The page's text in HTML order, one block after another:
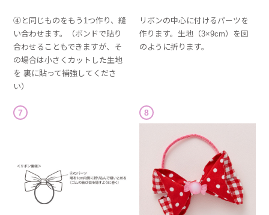
④と同じものをもう1つ作り、縫
い合わせます。（ボンドで貼り
合わせることもできますが、そ
の場合は小さくカットした生地
を 裏に貼って補強してくださ
い）
リボンの中心に付けるパーツを
作ります。生地（3×9cm）を図
のように折ります。
7 8